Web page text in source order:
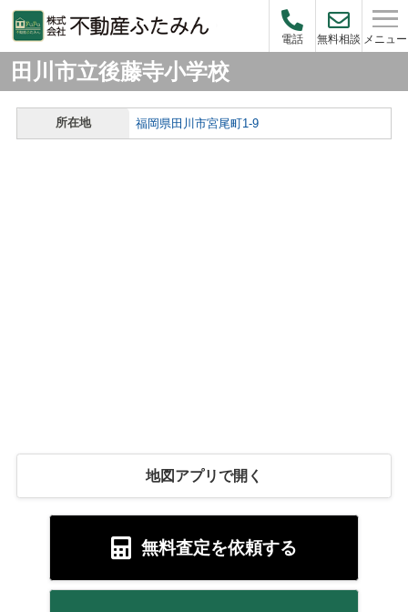
電話 無料相談 メニュー
田川市立後藤寺小学校
所在地 福岡県田川市宮尾町1-9
地図アプリで開く
無料査定を依頼する